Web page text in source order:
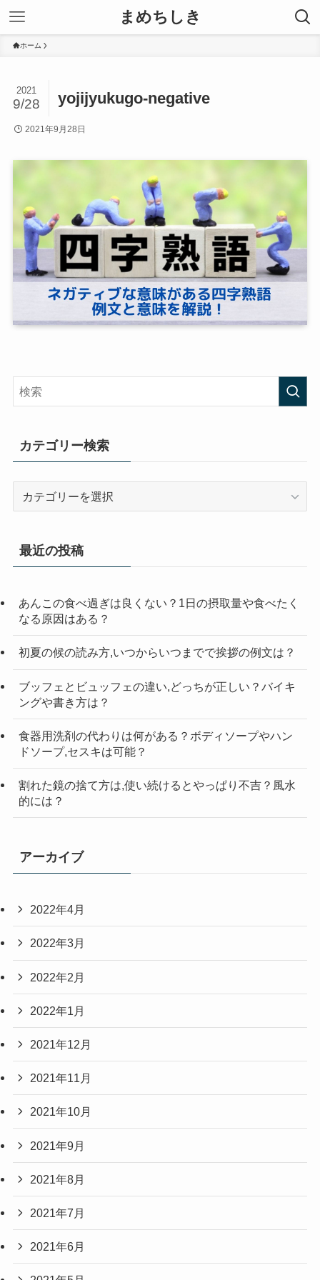
まめちしき
ホーム
yojijyukugo-negative
2021
9/28
2021年9月28日
カテゴリー検索
リ
索
最近の投稿
あんこの食べ過ぎは良くない？1日の摂取量や食べたく
なる原因はある？
初夏の候の読み方,いつからいつまでで挨拶の例文は？
ブッフェとビュッフェの違い,どっちが正しい？バイキ
ングや書き方は？
食器用洗剤の代わりは何がある？ボディソープやハン
ドソープ,セスキは可能？
割れた鏡の捨て方は,使い続けるとやっぱり不吉？風水
的には？
アーカイブ
2022年4月
2022年3月
2022年2月
2022年1月
2021年12月
2021年11月
2021年10月
2021年9月
2021年8月
2021年7月
2021年6月